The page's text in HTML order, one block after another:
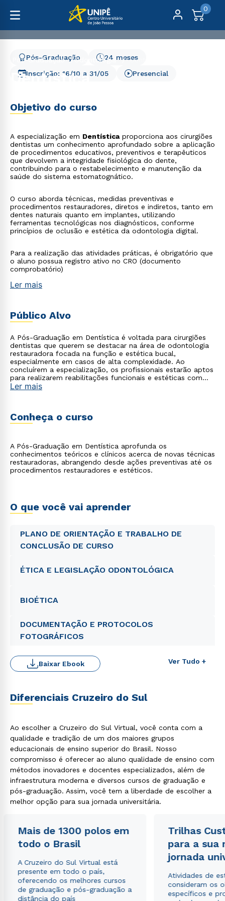
0
Pós-Graduação Odontologia Dentística
Dentística
24 meses
Pós-Graduação
Presencial
Inscrição: 16/10 a 31/05
Objetivo do curso
A especialização em Dentísticaproporciona aos cirurgiões
dentistas um conhecimento aprofundado sobre a aplicação
de procedimentos educativos, preventivos e terapêuticos
que devolvem a integridade fisiológica do dente,
contribuindo para o restabelecimento e manutenção da
saúde do sistema estomatognático.
O curso aborda técnicas, medidas preventivas e
procedimentos restauradores, diretos e indiretos, tanto em
dentes naturais quanto em implantes, utilizando
ferramentas tecnológicas nos diagnósticos, conforme
princípios de oclusão e estética da odontologia digital.
Para a realização das atividades práticas, é obrigatório que
o aluno possua registro ativo no CRO (documento
comprobatório)
Ler mais
Público Alvo
A Pós-Graduação em Dentística é voltada para cirurgiões
dentistas que querem se destacar na área de odontologia
restauradora focada na função e estética bucal,
especialmente em casos de alta complexidade. Ao
concluírem a especialização, os profissionais estarão aptos
para realizarem reabilitações funcionais e estéticas com
excelência, aplicando os conhecimentos adquiridos por
Ler mais
Conheça o curso
A Pós-Graduação em Dentística aprofunda os
conhecimentos teóricos e clínicos acerca de novas técnicas
restauradoras, abrangendo desde ações preventivas até os
procedimentos restauradores e estéticos.
O que você vai aprender
PLANO DE ORIENTAÇÃO E TRABALHO DE
CONCLUSÃO DE CURSO
ÉTICA E LEGISLAÇÃO ODONTOLÓGICA
BIOÉTICA
DOCUMENTAÇÃO E PROTOCOLOS
FOTOGRÁFICOS
Ver Tudo +
Baixar Ebook
Diferenciais Cruzeiro do Sul
Ao escolher a Cruzeiro do Sul Virtual, você conta com a
qualidade e tradição de um dos maiores grupos
educacionais de ensino superior do Brasil. Nosso
compromisso é oferecer ao aluno qualidade de ensino com
métodos inovadores e docentes especializados, além de
infraestrutura moderna e diversos cursos de graduação e
pós-graduação. Assim, você tem a liberdade de escolher a
melhor opção para sua jornada universitária.
Mais de 1300 polos em
todo o Brasil
A Cruzeiro do Sul Virtual está
presente em todo o país,
oferecendo os melhores cursos
de graduação e pós-graduação a
distância do país
Trilhas
para a sua
jornada
Atividades de
consideram os
específicos e